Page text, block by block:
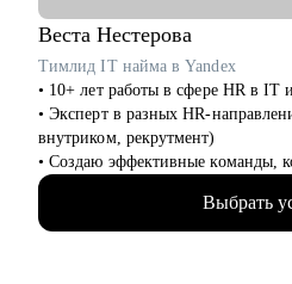
Веста Нестерова
Тимлид IT найма в Yandex
• 10+ лет работы в сфере HR в IT
• Эксперт в разных HR-
внутриком, рекрутмент)
• Создаю эффективные команды,
высокий результат
• Провела более 1000 интервью и
Выбрать